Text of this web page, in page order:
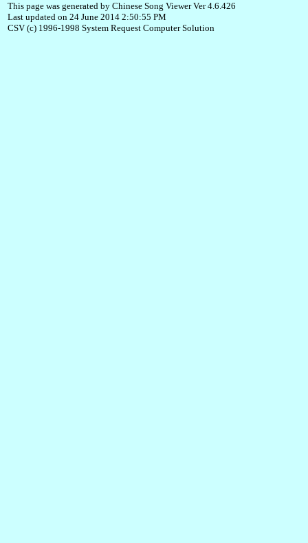
This page was generated by Chinese Song Viewer Ver 4.6.426
Last updated on 24 June 2014 2:50:55 PM
CSV (c) 1996-1998 System Request Computer Solution